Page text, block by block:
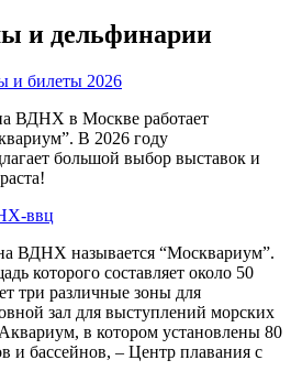
и дельфинарии
и билеты 2026
ВДНХ в Москве работает
В 2026 году
большой выбор выставок и
ввц
ВДНХ называется “Москвариум”.
которого составляет около 50
три различные зоны для
зал для выступлений морских
в котором установлены 80
и бассейнов, – Центр плавания с